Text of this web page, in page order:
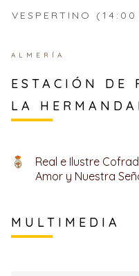
VESPERTINO
ALMERÍA
ESTACIÓN DE
LA
Real e Ilustre
Amor y Nuestra
MULTIMEDIA